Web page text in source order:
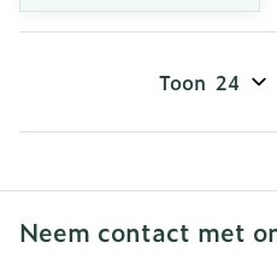
Toon
Neem contact met